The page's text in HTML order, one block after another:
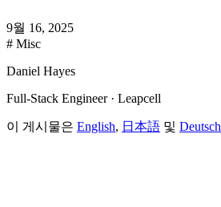
9월 16, 2025
# Misc
Daniel Hayes
Full-Stack Engineer · Leapcell
이 게시물은 English, 日本語 및 Deutsch